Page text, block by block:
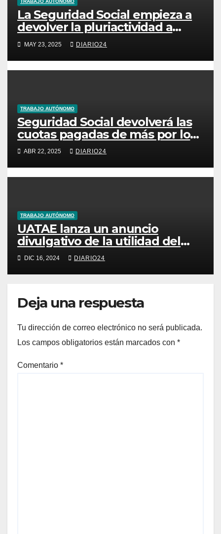
TRABAJO AUTÓNOMO
La Seguridad Social empieza a
devolver la pluriactividad a
unos 40.000 autónomos
MAY 23, 2025 DIARIO24
TRABAJO AUTÓNOMO
Seguridad Social devolverá las
cuotas pagadas de más por los
autónomos
ABR 22, 2025 DIARIO24
TRABAJO AUTÓNOMO
UATAE lanza un anuncio
divulgativo de la utilidad del
autoempleo para la vida
cotidiana de las y los andaluces
DIC 16, 2024 DIARIO24
Deja una respuesta
Tu dirección de correo electrónico no será publicada.
Los campos obligatorios están marcados con *
Comentario *